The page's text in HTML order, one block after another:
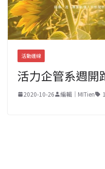
活動連線
活力企管系週開
2020-10-26 編輯｜MITien